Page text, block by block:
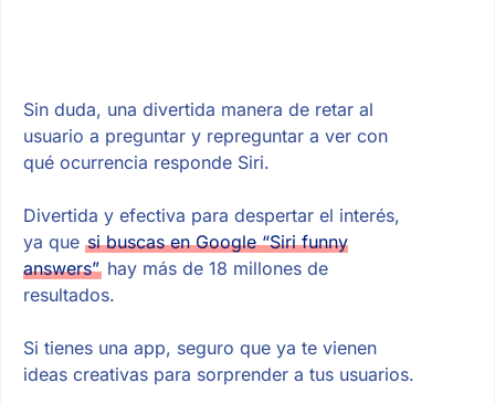
Sin duda, una divertida manera de retar al
usuario a preguntar y repreguntar a ver con
qué ocurrencia responde Siri.
Divertida y efectiva para despertar el interés,
ya que si buscas en Google “Siri funny
answers”hay más de 18 millones de
resultados.
Si tienes una app, seguro que ya te vienen
ideas creativas para sorprender a tus usuarios.